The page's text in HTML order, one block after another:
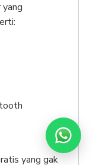
yang gak